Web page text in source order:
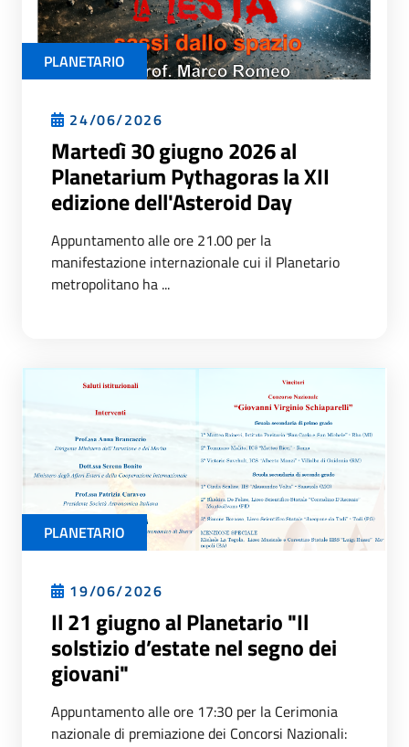
PLANETARIO
24/06/2026
Martedì 30 giugno 2026 al
Planetarium Pythagoras la XII
edizione dell'Asteroid Day
Appuntamento alle ore 21.00 per la
manifestazione internazionale cui il Planetario
metropolitano ha ...
PLANETARIO
19/06/2026
Il 21 giugno al Planetario "Il
solstizio d’estate nel segno dei
giovani"
Appuntamento alle ore 17:30 per la Cerimonia
nazionale di premiazione dei Concorsi Nazionali: